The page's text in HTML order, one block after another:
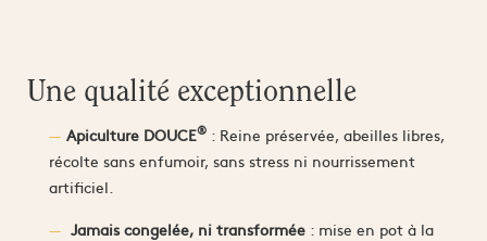
Une qualité exceptionnelle
Apiculture DOUCE®: Reine préservée, abeilles libres,
récolte sans enfumoir, sans stress ni nourrissement
artificiel.
Jamais congelée, ni transformée: mise en pot à la